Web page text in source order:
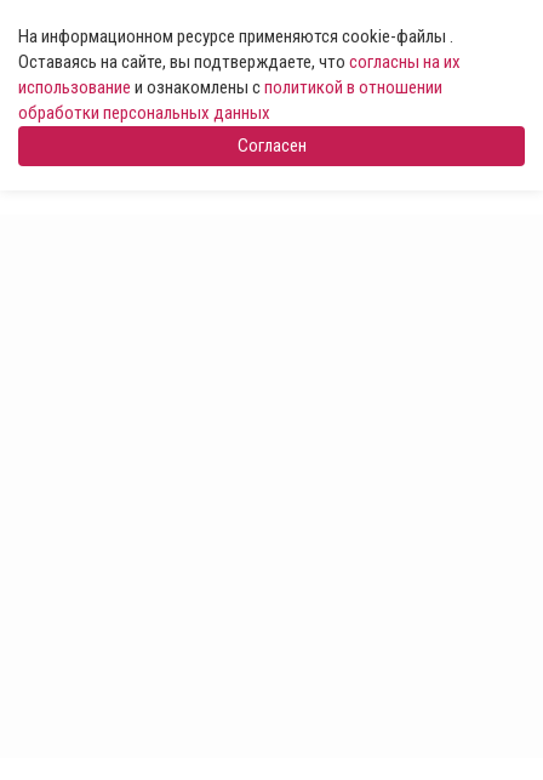
На информационном ресурсе применяются cookie-файлы .
Оставаясь на сайте, вы подтверждаете, что согласны на их
использование и ознакомлены сполитикой в отношении
обработки персональных данных
Согласен